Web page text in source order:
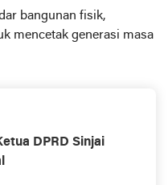
bangunan fisik,
mencetak generasi masa
DPRD Sinjai